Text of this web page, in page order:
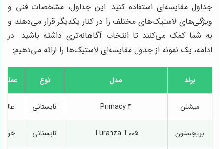
جداول مقایسه‌ای استفاده کنید. این جداول، مشخصات فنی و
ویژگی‌های لاستیک‌های مختلف را در کنار یکدیگر قرار می‌دهند و
به شما کمک می‌کنند تا انتخاب آگاهانه‌تری داشته باشید. در
ادامه، یک نمونه از جدول مقایسه‌ای لاستیک‌ها را ارائه می‌دهیم:
برند مدل نوع
میشلن Primacy 4 تابستانی عالی
بریجستون Turanza T005 تابستانی خوب